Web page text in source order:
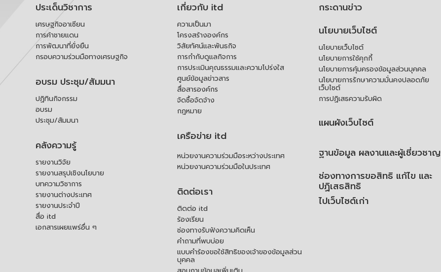
ประเด็นวิชาการ
เศรษฐกิจอาเซียน
การค้าชายแดน
การพัฒนาที่ยั่งยืน
กรอบความร่วมมือทางเศรษฐกิจ
อบรม ประชุม/สัมมนา
ปฏิทินกิจกรรม
อบรม
ประชุม/สัมมนา
คลังความรู้
รายงานวิจัย
รายงานสรุปเชิงนโยบาย
บทความวิชาการ
รายงานต่างประเทศ
รายงานประจำปี
สื่อ itd
เอกสารเผยแพร่อื่น ๆ
เกี่ยวกับ itd
ความเป็นมา
โครงสร้างองค์กร
วิสัยทัศน์และพันธกิจ
การกำกับดูแลกิจการ
การประเมินคุณธรรมและความโปร่งใส
ศูนย์ข้อมูลข่าวสาร
สื่อสารองค์กร
จัดซื้อจัดจ้าง
กฎหมาย
เครือข่าย itd
หน่วยงานความร่วมมือระหว่างประเทศ
หน่วยงานความร่วมมือในประเทศ
ติดต่อเรา
ติดต่อ itd
ร้องเรียน
ช่องทางรับฟังความคิดเห็น
คำถามที่พบบ่อย
แบบคำร้องขอใช้สิทธิของเจ้าของข้อมูลส่วน
บุคคล
กระดานข่าว
นโยบายเว็บไซต์
นโยบายเว็บไซต์
นโยบายการใช้คุกกี้
นโยบายการคุ้มครองข้อมูลส่วนบุคคล
นโยบายการรักษาความมั่นคงปลอดภัย
เว็บไซต์
การปฏิเสธความรับผิด
แผนผังเว็บไซต์
ฐานข้อมูล ผลงานและผู้เชี่ยวชาญ
ช่องทางการขอสิทธิ แก้ไข และ
ปฏิเสธสิทธิ
ไปเว็บไซต์เก่า